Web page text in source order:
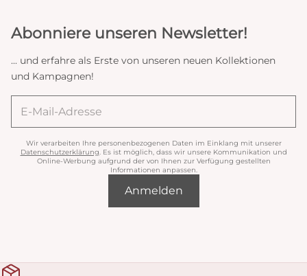
Abonniere unseren Newsletter!
... und erfahre als Erste von unseren neuen Kollektionen
und Kampagnen!
Wir verarbeiten Ihre personenbezogenen Daten im Einklang mit unserer
Datenschutzerklärung . Es ist möglich, dass wir unsere Kommunikation und
Online-Werbung aufgrund der von Ihnen zur Verfügung gestellten
Informationen anpassen.
Anmelden